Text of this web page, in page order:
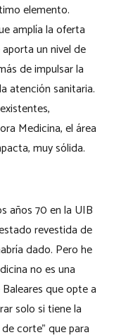
elemento.
amplía la oferta
un nivel de
de impulsar la
atención sanitaria.
Medicina, el área
muy sólida.
años 70 en la UIB
revestida de
dado. Pero he
no es una
que opte a
solo si tiene la
corte” que para